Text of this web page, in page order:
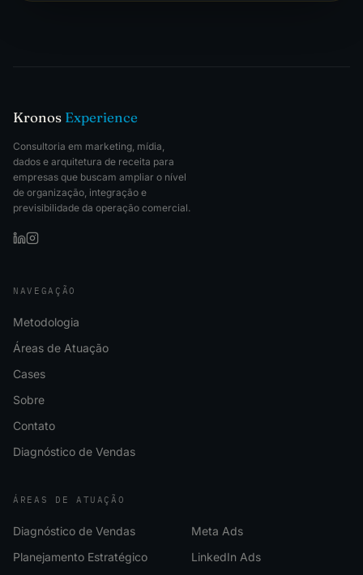
Kronos Experience
Consultoria em marketing, mídia,
dados e arquitetura de receita para
empresas que buscam ampliar o nível
de organização, integração e
previsibilidade da operação comercial.
NAVEGAÇÃO
Metodologia
Áreas de Atuação
Cases
Sobre
Contato
Diagnóstico de Vendas
ÁREAS DE ATUAÇÃO
Diagnóstico de Vendas
Planejamento Estratégico
Meta Ads
LinkedIn Ads